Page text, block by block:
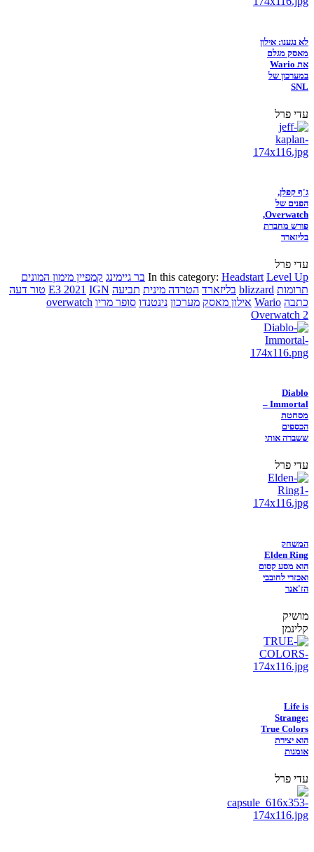
לא נגענו: אילון
מאסק מגלם
את Wario
במערכון של
SNL
עדי פרל
ג'ף קפלן,
הפנים של
Overwatch,
פורש מחברת
בליזארד
עדי פרל
In this category: Headstart Level Up בר גיימינג קמפיין מימון המונים
תרומות blizzard בליזארד הטרדה מינית תביעה E3 2021 IGN
טור דעה
כתבה Wario אילון מאסק מערכון נינטנדו סופר מריו overwatch
Overwatch 2
Diablo
Immortal –
מסחטת
הכספים
ששברה אותי
עדי פרל
המשחק
Elden Ring
הוא מסע קסום
ואכזרי לחובבי
הז'אנר
מושיק
קלינמן
Life is
Strange:
True Colors
הוא יצירת
אומנות
עדי פרל